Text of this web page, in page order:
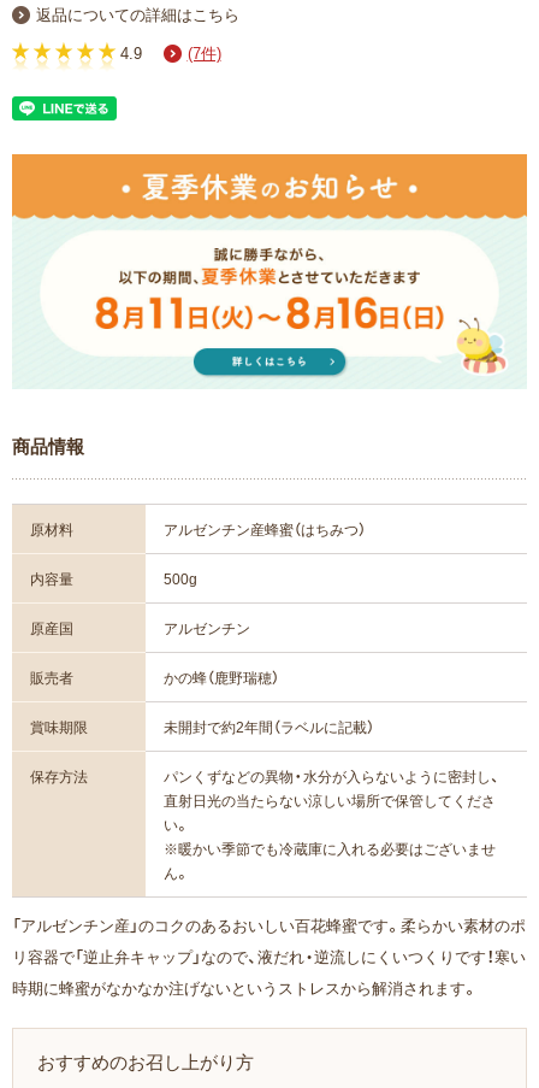
返品についての詳細はこちら
4.9
(7件)
商品情報
原材料 アルゼンチン産蜂蜜（はちみつ）
内容量 500g
原産国 アルゼンチン
販売者 かの蜂（鹿野瑞穂）
賞味期限 未開封で約2年間（ラベルに記載）
保存方法
パンくずなどの異物・水分が入らないように密封し、
直射日光の当たらない涼しい場所で保管してくださ
い。
※暖かい季節でも冷蔵庫に入れる必要はございませ
ん。
「アルゼンチン産」のコクのあるおいしい百花蜂蜜です。柔らかい素材のポ
リ容器で「逆止弁キャップ」なので、液だれ・逆流しにくいつくりです！寒い
時期に蜂蜜がなかなか注げないというストレスから解消されます。
おすすめのお召し上がり方